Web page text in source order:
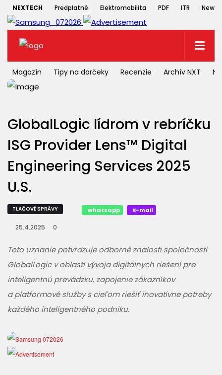
NEXTECH Predplatné Elektromobilita PDF ITR
Magazín Tipy na darčeky Recenzie Archív NXT
GlobalLogic lídrom v rebríčku
ISG Provider Lens™ Digital
Engineering Services 2025
U.S.
TLAČOVÉ SPRÁVY whatsapp E-mail
25.4.2025 0
Toto uznanie potvrdzuje odborné znalosti spoločnosti
GlobalLogic v oblasti vývoja digitálnych riešení pre
inteligentnú prevádzku, zapojenie zákazníkov
a platformové služby s cieľom riešiť inovatívne potreby
každého inteligentného podniku.